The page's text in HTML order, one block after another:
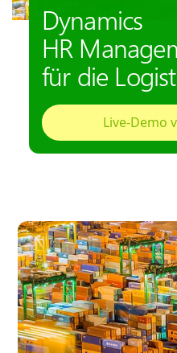
Dynamics
HR
für die
Live-Demo